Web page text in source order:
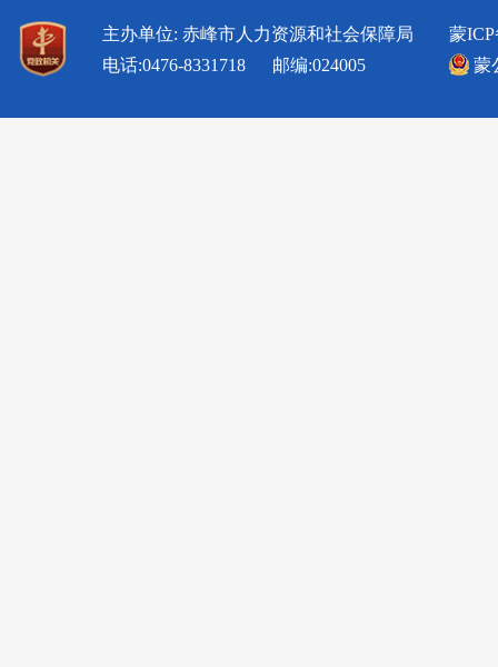
主办单位: 赤峰市人力资源和社会保障局
电话:0476-8331718 邮编:024005
蒙ICP
蒙